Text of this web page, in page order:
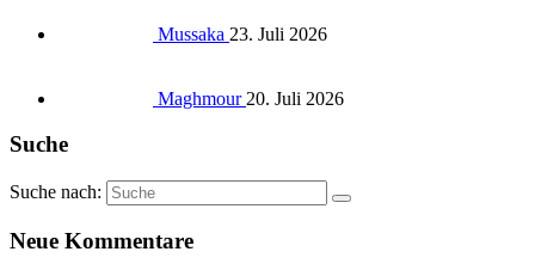
Mussaka 23. Juli 2026
Maghmour 20. Juli 2026
Suche
Suche nach:
Neue Kommentare